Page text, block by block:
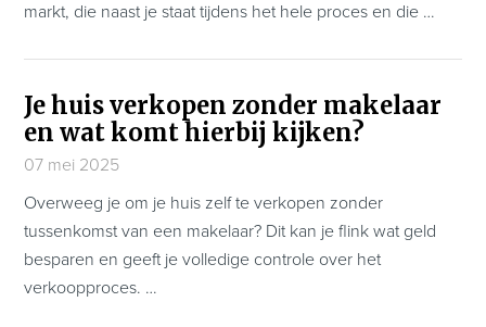
markt, die naast je staat tijdens het hele proces en die …
Je huis verkopen zonder makelaar
en wat komt hierbij kijken?
07 mei 2025
Overweeg je om je huis zelf te verkopen zonder
tussenkomst van een makelaar? Dit kan je flink wat geld
besparen en geeft je volledige controle over het
verkoopproces. …